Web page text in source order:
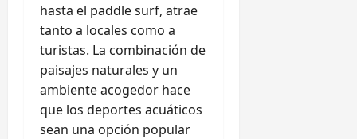
hasta el paddle surf, atrae
tanto a locales como a
turistas. La combinación de
paisajes naturales y un
ambiente acogedor hace
que los deportes acuáticos
sean una opción popular